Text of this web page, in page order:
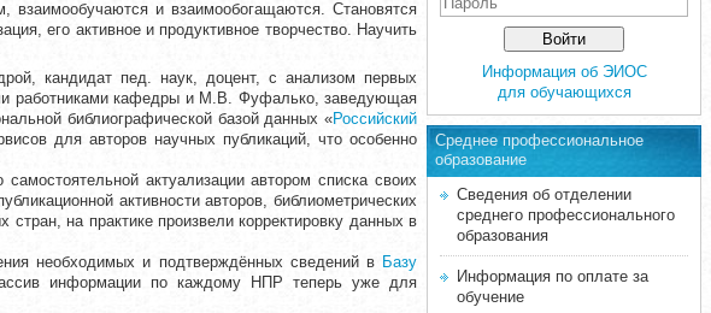
и взаимообогащаются. Становятся
его активное и продуктивное творчество. Научить
кандидат пед. наук, доцент, с анализом первых
работниками кафедры и М.В. Фуфалько, заведующая
библиографической базой данных «Российский
для авторов научных публикаций, что особенно
актуализации автором списка своих
активности авторов, библиометрических
на практике произвели корректировку данных в
необходимых и подтверждённых сведений в Базу
информации по каждому НПР теперь уже для
Информация об ЭИОС
для обучающихся
Среднее професcиональное
образование
Сведения об отделении
среднего профессионального
образования
Информация по оплате за
обучение